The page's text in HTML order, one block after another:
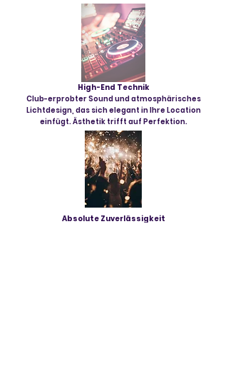
High-End Technik
Club-erprobter Sound und atmosphärisches
Lichtdesign, das sich elegant in Ihre Location
einfügt. Ästhetik trifft auf Perfektion.
Absolute Zuverlässigkeit